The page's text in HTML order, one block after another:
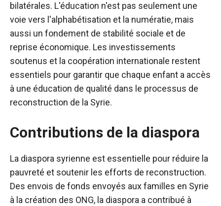
bilatérales. L'éducation n'est pas seulement une
voie vers l'alphabétisation et la numératie, mais
aussi un fondement de stabilité sociale et de
reprise économique. Les investissements
soutenus et la coopération internationale restent
essentiels pour garantir que chaque enfant a accès
à une éducation de qualité dans le processus de
reconstruction de la Syrie.
Contributions de la diaspora
La diaspora syrienne est essentielle pour réduire la
pauvreté et soutenir les efforts de reconstruction.
Des envois de fonds envoyés aux familles en Syrie
à la création des ONG, la diaspora a contribué à